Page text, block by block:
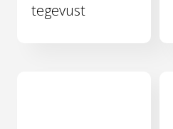
tegevust